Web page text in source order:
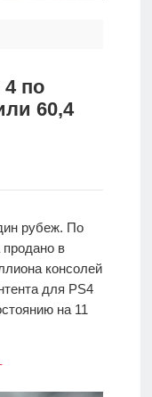
по
60,4
рубеж. По
в
консолей
для PS4
на 11